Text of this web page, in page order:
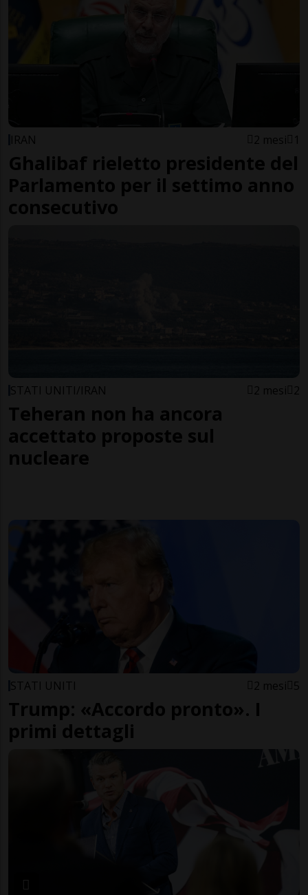
IRAN 2 mesi 1
Ghalibaf rieletto presidente del
Parlamento per il settimo anno
consecutivo
STATI UNITI/IRAN 2 mesi 2
Teheran non ha ancora
accettato proposte sul
nucleare
STATI UNITI 2 mesi 5
Trump: «Accordo pronto». I
primi dettagli